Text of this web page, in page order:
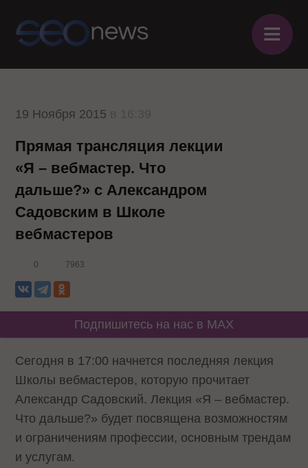
≡
19 Ноября 2015
Прямая трансляция лекции
«Я – вебмастер. Что
дальше?» с Александром
Садовским в Школе
вебмастеров
0 7963
Подпишитесь на нас в MAX
Сегодня в 17:00 начнется последняя лекция
Школы вебмастеров, которую прочитает
Александр Садовский. Лекция «Я – вебмастер.
Что дальше?» будет посвящена возможностям
и ограничениям профессии, основным трендам
и услугам.